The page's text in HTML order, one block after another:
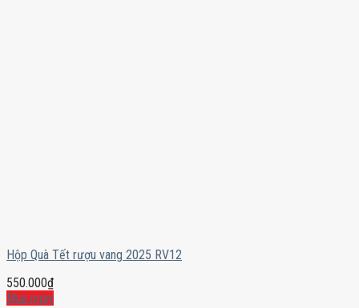
Hộp Quà Tết rượu vang 2025 RV12
550.000₫
Mua ngay